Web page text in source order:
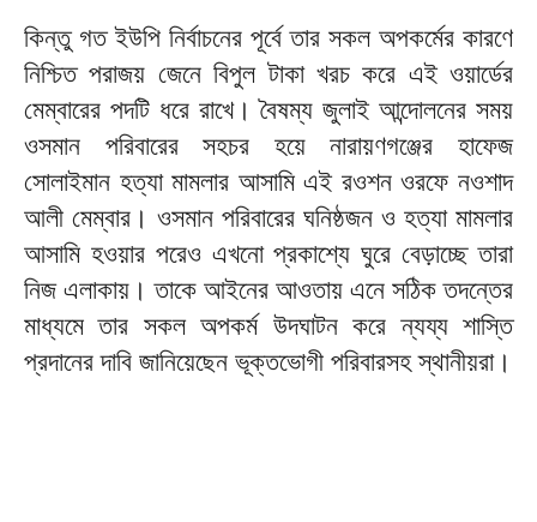
কিন্তু গত ইউপি নির্বাচনের পূর্বে তার সকল অপকর্মের কারণে
নিশ্চিত পরাজয় জেনে বিপুল টাকা খরচ করে এই ওয়ার্ডের
মেম্বারের পদটি ধরে রাখে। বৈষম্য জুলাই আন্দোলনের সময়
ওসমান পরিবারের সহচর হয়ে নারায়ণগঞ্জের হাফেজ
সোলাইমান হত্যা মামলার আসামি এই রওশন ওরফে নওশাদ
আলী মেম্বার। ওসমান পরিবারের ঘনিষ্ঠজন ও হত্যা মামলার
আসামি হওয়ার পরেও এখনো প্রকাশ্যে ঘুরে বেড়াচ্ছে তারা
নিজ এলাকায়। তাকে আইনের আওতায় এনে সঠিক তদন্তের
মাধ্যমে তার সকল অপকর্ম উদঘাটন করে ন্যয্য শাস্তি
প্রদানের দাবি জানিয়েছেন ভূক্তভোগী পরিবারসহ স্থানীয়রা।